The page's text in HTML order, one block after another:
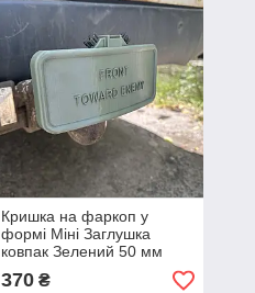
Кришка на фаркоп у
формі Міні Заглушка
ковпак Зелений 50 мм
370₴